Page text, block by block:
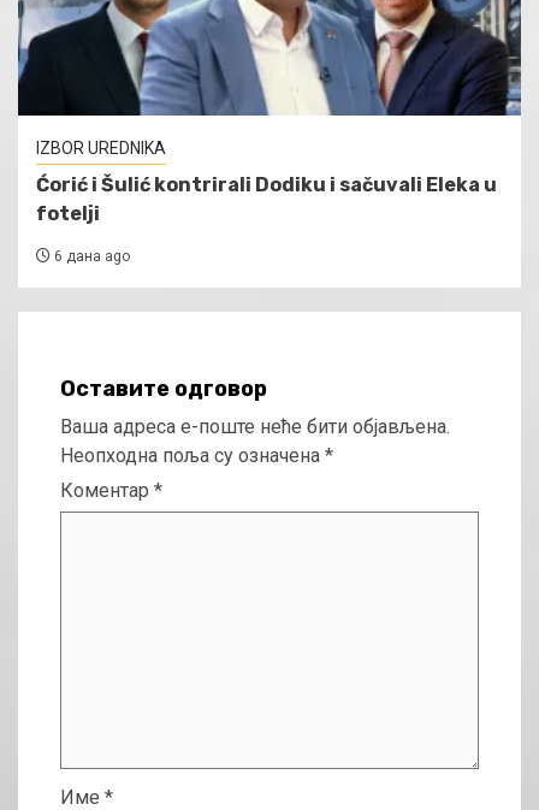
IZBOR UREDNIKA
Ćorić i Šulić kontrirali Dodiku i sačuvali Eleka u
fotelji
6 дана ago
Оставите одговор
Ваша адреса е-поште неће бити објављена.
Неопходна поља су означена *
Коментар *
Име *